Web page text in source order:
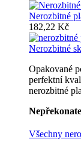
Nerozbitné
182,22 Kč
Nerozbitné
Opakované
perfektní
nerozbitné
Všechny